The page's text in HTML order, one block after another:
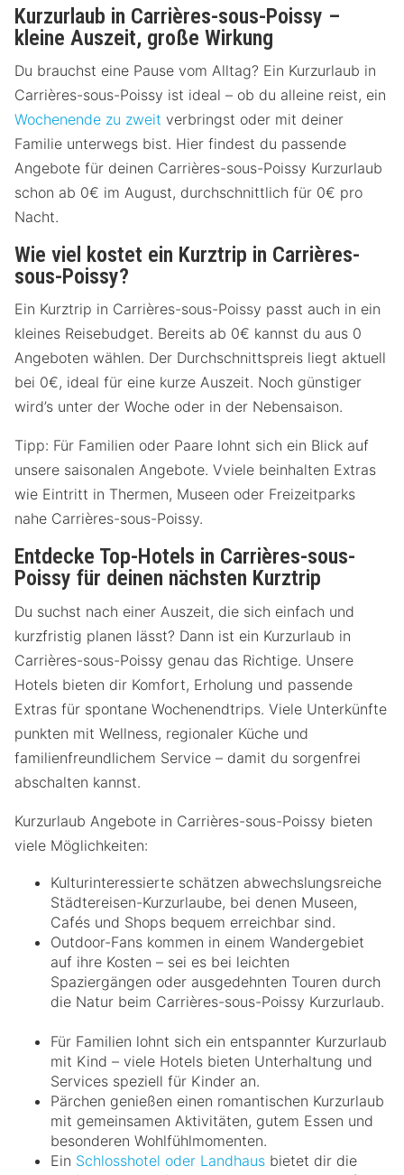
Kurzurlaub in Carrières-sous-Poissy –
kleine Auszeit, große Wirkung
Du brauchst eine Pause vom Alltag? Ein Kurzurlaub in
Carrières-sous-Poissy ist ideal – ob du alleine reist, ein
Wochenende zu zweit verbringst oder mit deiner
Familie unterwegs bist. Hier findest du passende
Angebote für deinen Carrières-sous-Poissy Kurzurlaub
schon ab 0€ im August, durchschnittlich für 0€ pro
Nacht.
Wie viel kostet ein Kurztrip in Carrières-
sous-Poissy?
Ein Kurztrip in Carrières-sous-Poissy passt auch in ein
kleines Reisebudget. Bereits ab 0€ kannst du aus 0
Angeboten wählen. Der Durchschnittspreis liegt aktuell
bei 0€, ideal für eine kurze Auszeit. Noch günstiger
wird’s unter der Woche oder in der Nebensaison.
Tipp: Für Familien oder Paare lohnt sich ein Blick auf
unsere saisonalen Angebote. Vviele beinhalten Extras
wie Eintritt in Thermen, Museen oder Freizeitparks
nahe Carrières-sous-Poissy.
Entdecke Top-Hotels in Carrières-sous-
Poissy für deinen nächsten Kurztrip
Du suchst nach einer Auszeit, die sich einfach und
kurzfristig planen lässt? Dann ist ein Kurzurlaub in
Carrières-sous-Poissy genau das Richtige. Unsere
Hotels bieten dir Komfort, Erholung und passende
Extras für spontane Wochenendtrips. Viele Unterkünfte
punkten mit Wellness, regionaler Küche und
familienfreundlichem Service – damit du sorgenfrei
abschalten kannst.
Kurzurlaub Angebote in Carrières-sous-Poissy bieten
viele Möglichkeiten:
Kulturinteressierte schätzen abwechslungsreiche
Städtereisen-Kurzurlaube, bei denen Museen,
Cafés und Shops bequem erreichbar sind.
Outdoor-Fans kommen in einem Wandergebiet
auf ihre Kosten – sei es bei leichten
Spaziergängen oder ausgedehnten Touren durch
die Natur beim Carrières-sous-Poissy Kurzurlaub.
Für Familien lohnt sich ein entspannter Kurzurlaub
mit Kind – viele Hotels bieten Unterhaltung und
Services speziell für Kinder an.
Pärchen genießen einen romantischen Kurzurlaub
mit gemeinsamen Aktivitäten, gutem Essen und
besonderen Wohlfühlmomenten.
Ein Schlosshotel oder Landhaus bietet dir die